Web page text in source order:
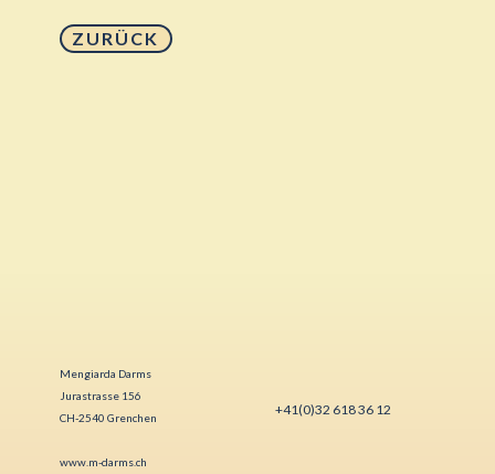
ZURÜCK
Mengiarda Darms
Jurastrasse 156
CH-2540 Grenchen
www.m-darms.ch
+41(0)32 618 36 12